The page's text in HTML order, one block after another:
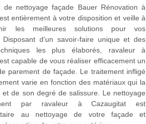
de nettoyage façade Bauer Rénovation à
entièrement à votre disposition et veille à
les meilleures solutions pour vos
Disposant d’un savoir-faire unique et des
les plus élaborés, ravaleur à
capable de vous réaliser efficacement un
parement de façade. Le traitement infligé
varie en fonction des matériaux qui la
et de son degré de salissure. Le nettoyage
par ravaleur à Cazaugitat est
au nettoyage de votre façade et